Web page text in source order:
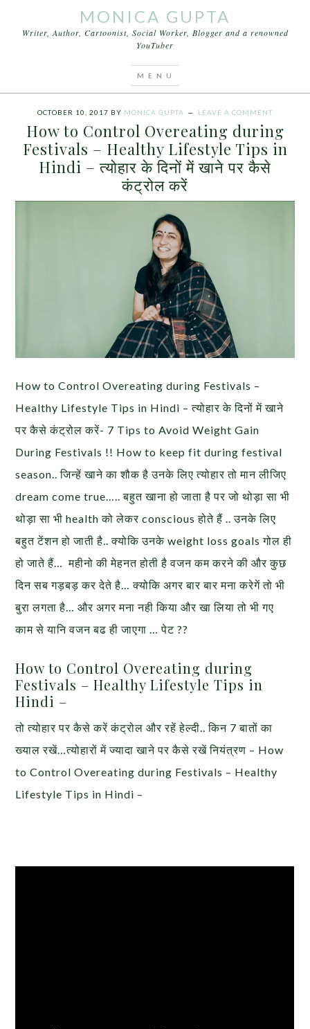
MONICA GUPTA
Writer, Author, Cartoonist, Social Worker, Blogger and a renowned
YouTuber
OCTOBER 10, 2017 BY MONICA GUPTA LEAVE A COMMENT
How to Control Overeating during
Festivals – Healthy Lifestyle Tips in
Hindi – त्योहार के दिनों में खाने पर कैसे
कंट्रोल करें
How to Control Overeating during Festivals –
Healthy Lifestyle Tips in Hindi – त्योहार के दिनों में खाने
पर कैसे कंट्रोल करें- 7 Tips to Avoid Weight Gain
During Festivals !! How to keep fit during festival
season.. जिन्हें खाने का शौक है उनके लिए त्योहार तो मान लीजिए
dream come true….. बहुत खाना हो जाता है पर जो थोड़ा सा भी
थोड़ा सा भी health को लेकर conscious होते हैं .. उनके लिए
बहुत टेंशन हो जाती है.. क्योकि उनके weight loss goals गोल ही
हो जाते हैं… महीनो की मेहनत होती है वजन कम करने की और कुछ
दिन सब गड़बड़ कर देते है… क्योकि अगर बार बार मना करेगें तो भी
बुरा लगता है… और अगर मना नही किया और खा लिया तो भी गए
काम से यानि वजन बढ ही जाएगा … पेट ??
How to Control Overeating during
Festivals – Healthy Lifestyle Tips in
Hindi –
तो त्योहार पर कैसे करें कंट्रोल और रहें हेल्दी.. किन 7 बातों का
ख्याल रखें…त्योहारों में ज्यादा खाने पर कैसे रखें नियंत्रण – How
to Control Overeating during Festivals – Healthy
Lifestyle Tips in Hindi –